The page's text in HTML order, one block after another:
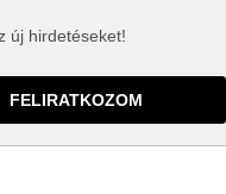
új hirdetéseket!